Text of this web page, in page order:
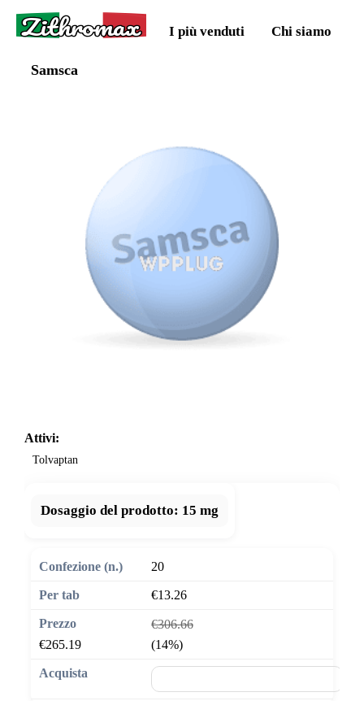
Zithromax I più venduti Chi siamo
Samsca
Attivi:
Tolvaptan
Dosaggio del prodotto: 15 mg
20
€13.26
€306.66
€265.19
(14%)